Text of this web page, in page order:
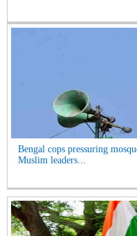
Bengal cops pressuring
Muslim leaders...